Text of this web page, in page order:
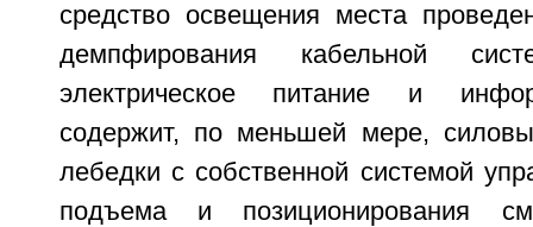
средство освещения места
демпфирования кабельной
электрическое питание и
содержит, по меньшей мере,
лебедки с собственной системой
подъема и позиционирования